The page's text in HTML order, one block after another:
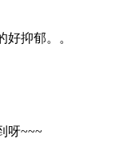
抑郁。。
呀~~~